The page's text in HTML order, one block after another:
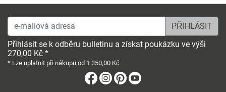
e-mailová adresa
Přihlásit se k odběru bulletinu a získat poukázku ve výši
270,00 Kč *
* Lze uplatnit při nákupu od 1 350,00 Kč
Facebook
Instagram
Pinterest